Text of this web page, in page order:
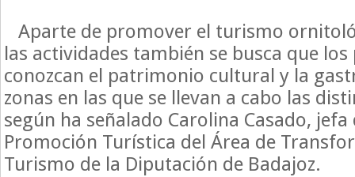
Aparte de promover el turismo
las actividades también se busca que
conozcan el patrimonio cultural y la
zonas en las que se llevan a cabo las
según ha señalado Carolina Casado,
Promoción Turística del Área de
Turismo de la Diputación de Badajoz.